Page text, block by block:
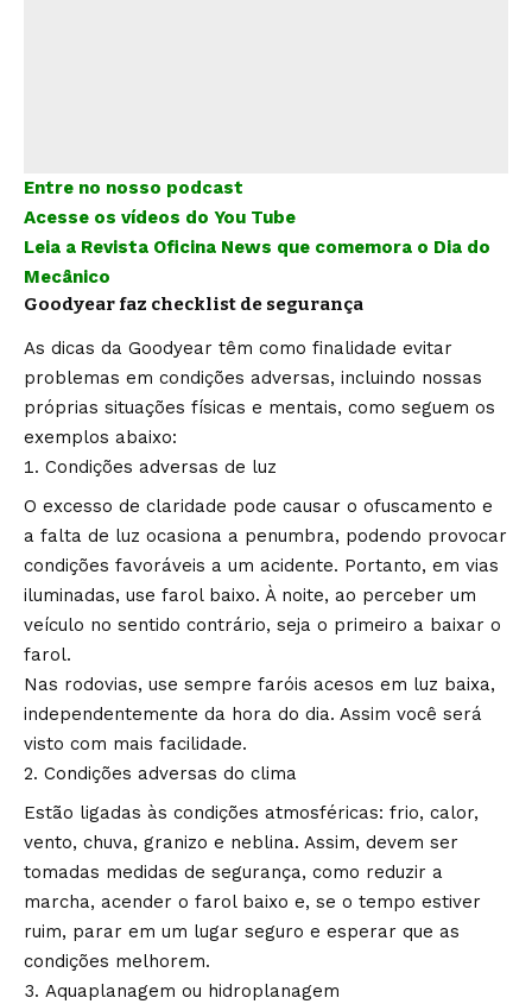
Entre no nosso podcast
Acesse os vídeos do You Tube
Leia a Revista Oficina News que comemora o Dia do
Mecânico
Goodyear faz checklist de segurança
As dicas da Goodyear têm como finalidade evitar
problemas em condições adversas, incluindo nossas
próprias situações físicas e mentais, como seguem os
exemplos abaixo:
Condições adversas de luz
O excesso de claridade pode causar o ofuscamento e
a falta de luz ocasiona a penumbra, podendo provocar
condições favoráveis a um acidente. Portanto, em vias
iluminadas, use farol baixo. À noite, ao perceber um
veículo no sentido contrário, seja o primeiro a baixar o
farol.
Nas rodovias, use sempre faróis acesos em luz baixa,
independentemente da hora do dia. Assim você será
visto com mais facilidade.
Condições adversas do clima
Estão ligadas às condições atmosféricas: frio, calor,
vento, chuva, granizo e neblina. Assim, devem ser
tomadas medidas de segurança, como reduzir a
marcha, acender o farol baixo e, se o tempo estiver
ruim, parar em um lugar seguro e esperar que as
condições melhorem.
Aquaplanagem ou hidroplanagem